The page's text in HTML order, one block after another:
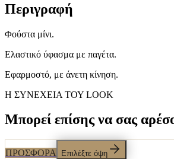
Περιγραφή
Φούστα μίνι.
Ελαστικό ύφασμα με παγέτα.
Εφαρμοστό, με άνετη κίνηση.
Η ΣΥΝΕΧΕΙΑ ΤΟΥ LOOK
Μπορεί επίσης να σας
ΠΡΟΣΦΟΡΑ Επιλέξτε όψη